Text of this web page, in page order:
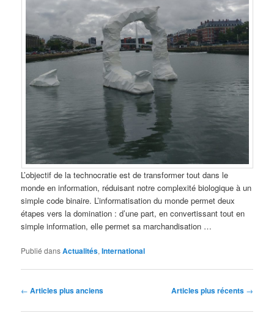
L’objectif de la technocratie est de transformer tout dans le
monde en information, réduisant notre complexité biologique à un
simple code binaire. L’informatisation du monde permet deux
étapes vers la domination : d’une part, en convertissant tout en
simple information, elle permet sa marchandisation …
Publié dansActualités,International
Navigation
articles
← Articles plus anciens Articles plus récents →